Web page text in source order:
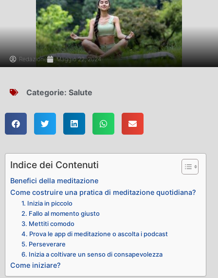
Redazione Maggio 22, 2024
Categorie: Salute
Indice dei Contenuti
Benefici della meditazione
Come costruire una pratica di meditazione quotidiana?
1. Inizia in piccolo
2. Fallo al momento giusto
3. Mettiti comodo
4. Prova le app di meditazione o ascolta i podcast
5. Perseverare
6. Inizia a coltivare un senso di consapevolezza
Come iniziare?